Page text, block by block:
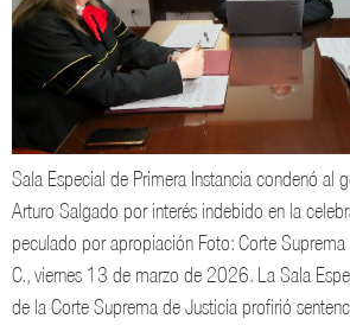
Sala Especial de Primera Instancia condenó al
Arturo Salgado por interés indebido en la
peculado por apropiación Foto: Corte
C., viernes 13 de marzo de 2026. La Sala
de la Corte Suprema de Justicia profirió